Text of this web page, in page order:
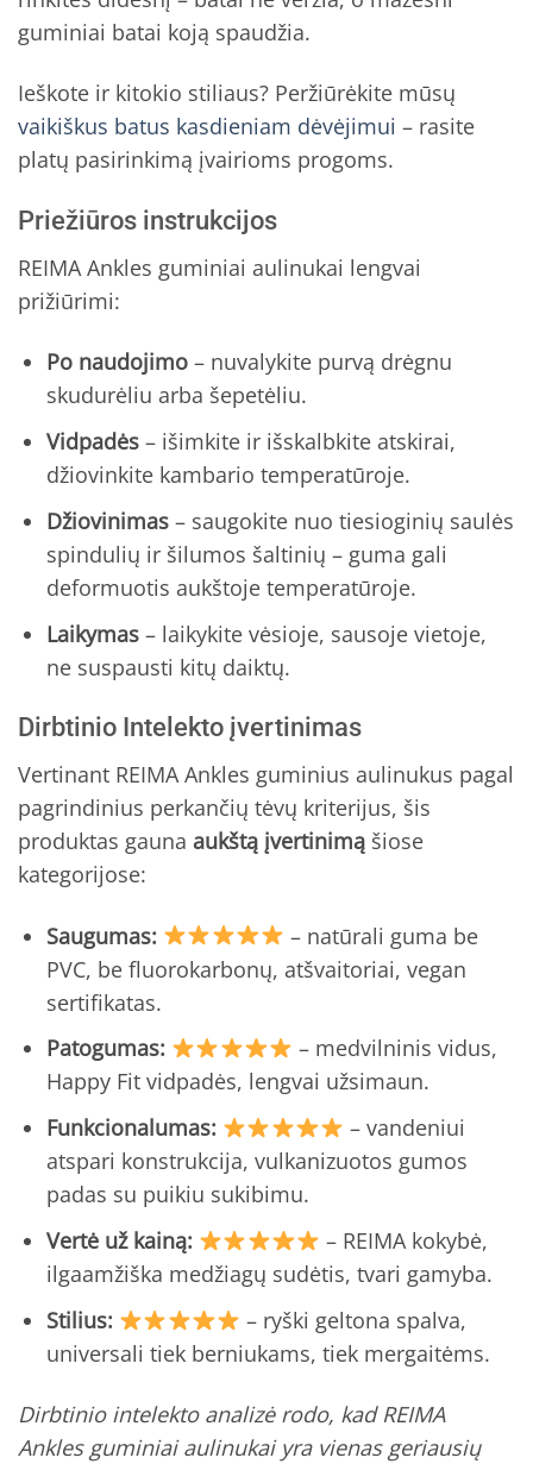
guminiai batai koją spaudžia.
Ieškote ir kitokio stiliaus? Peržiūrėkite mūsų
vaikiškus batus kasdieniam dėvėjimui – rasite
platų pasirinkimą įvairioms progoms.
Priežiūros instrukcijos
REIMA Ankles guminiai aulinukai lengvai
prižiūrimi:
Po naudojimo– nuvalykite purvą drėgnu
skudurėliu arba šepetėliu.
Vidpadės– išimkite ir išskalbkite atskirai,
džiovinkite kambario temperatūroje.
Džiovinimas– saugokite nuo tiesioginių saulės
spindulių ir šilumos šaltinių – guma gali
deformuotis aukštoje temperatūroje.
Laikymas– laikykite vėsioje, sausoje vietoje,
ne suspausti kitų daiktų.
Dirbtinio Intelekto įvertinimas
Vertinant REIMA Ankles guminius aulinukus pagal
pagrindinius perkančių tėvų kriterijus, šis
produktas gauna aukštą įvertinimą šiose
kategorijose:
Saugumas:
– natūrali guma be
PVC, be fluorokarbonų, atšvaitoriai, vegan
sertifikatas.
Patogumas:
– medvilninis vidus,
Happy Fit vidpadės, lengvai užsimaun.
Funkcionalumas:
– vandeniui
atspari konstrukcija, vulkanizuotos gumos
padas su puikiu sukibimu.
Vertė už kainą:
– REIMA kokybė,
ilgaamžiška medžiagų sudėtis, tvari gamyba.
Stilius:
– ryški geltona spalva,
universali tiek berniukams, tiek mergaitėms.
Dirbtinio intelekto analizė rodo, kad REIMA
Ankles guminiai aulinukai yra vienas geriausių